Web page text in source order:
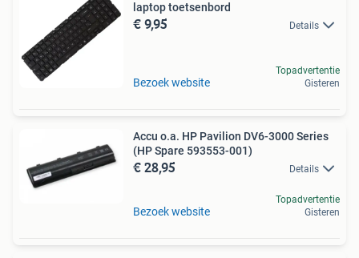
laptop toetsenbord
€ 9,95 Details
Bezoek website
Topadvertentie
Gisteren
Accu o.a. HP Pavilion DV6-3000 Series
(HP Spare 593553-001)
€ 28,95 Details
Bezoek website
Topadvertentie
Gisteren